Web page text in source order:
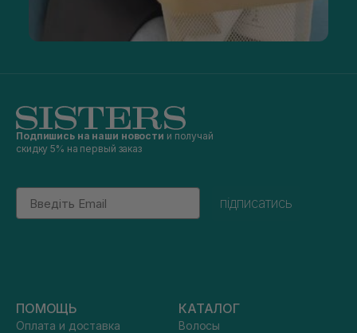
Подпишись на наши новости и получай
скидку 5% на первый заказ
Email
підписатись
ПОМОЩЬ
Оплата и доставка
КАТАЛОГ
Волосы